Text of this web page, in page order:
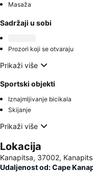
Masaža
Sadržaji u sobi
Prozori koji se otvaraju
Prikaži više
Sportski objekti
Iznajmljivanje bicikala
Skijanje
Prikaži više
Lokacija
Kanapitsa, 37002,
Udaljenost od: Cape